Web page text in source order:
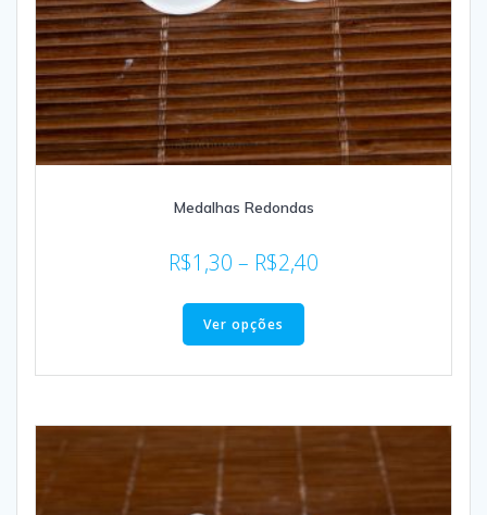
Medalhas Redondas
R$1,30 – R$2,40
Ver opções